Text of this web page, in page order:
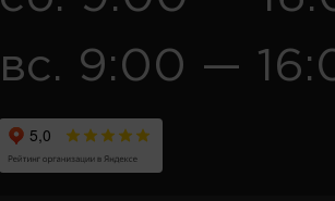
вс. 9:00 —